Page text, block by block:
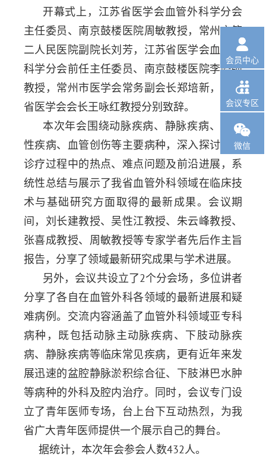
开幕式上，江苏省医学会血管外科学分会
主任委员、南京鼓楼医院周敏教授，常州市第
二人民医院副院长刘芳，江苏省医学会血管外
科学分会前任主任委员、南京鼓楼医院李晓强
教授，常州市医学会常务副会长郑培新，江苏
省医学会会长王咏红教授分别致辞。
本次年会围绕动脉疾病、静脉疾病、血栓
性疾病、血管创伤等主要病种，深入探讨了其
诊疗过程中的热点、难点问题及前沿进展，系
统性总结与展示了我省血管外科领域在临床技
术与基础研究方面取得的最新成果。会议期
间，刘长建教授、吴性江教授、朱云峰教授、
张喜成教授、周敏教授等专家学者先后作主旨
报告，分享了领域最新研究成果与学术进展。
另外，会议共设立了2个分会场，多位讲者
分享了各自在血管外科各领域的最新进展和疑
难病例。交流内容涵盖了血管外科领域亚专科
病种，既包括动脉主动脉疾病、下肢动脉疾
病、静脉疾病等临床常见疾病，更有近年来发
展迅速的盆腔静脉淤积综合征、下肢淋巴水肿
等病种的外科及腔内治疗。同时，会议专门设
立了青年医师专场，台上台下互动热烈，为我
省广大青年医师提供一个展示自己的舞台。
据统计，本次年会参会人数432人。

会员中心

会议专区

微信